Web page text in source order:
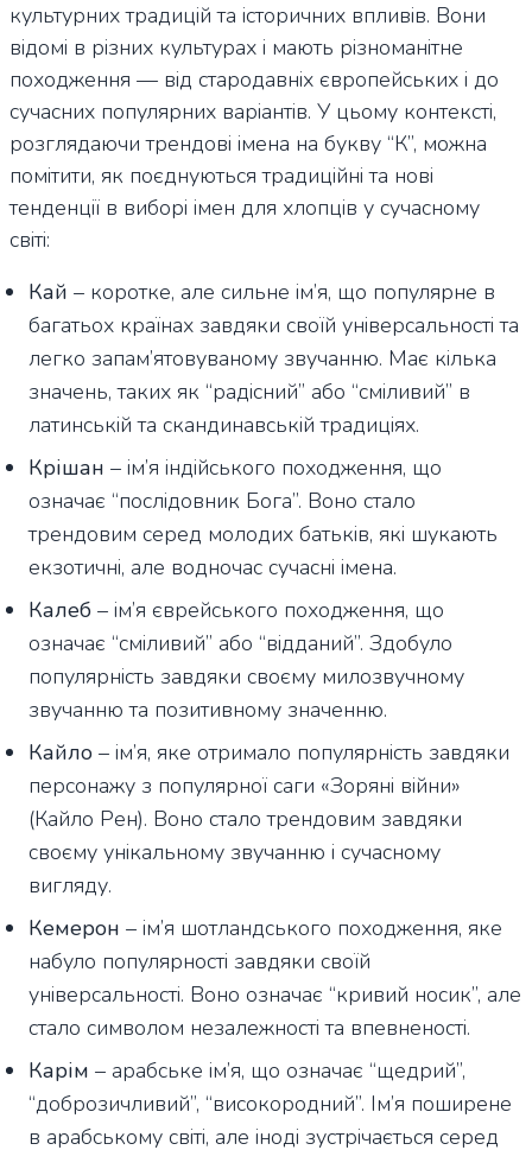
культурних традицій та історичних впливів. Вони
відомі в різних культурах і мають різноманітне
походження — від стародавніх європейських і до
сучасних популярних варіантів. У цьому контексті,
розглядаючи трендові імена на букву “К”, можна
помітити, як поєднуються традиційні та нові
тенденції в виборі імен для хлопців у сучасному
світі:
Кай – коротке, але сильне ім’я, що популярне в
багатьох країнах завдяки своїй універсальності та
легко запам’ятовуваному звучанню. Має кілька
значень, таких як “радісний” або “сміливий” в
латинській та скандинавській традиціях.
Крішан – ім’я індійського походження, що
означає “послідовник Бога”. Воно стало
трендовим серед молодих батьків, які шукають
екзотичні, але водночас сучасні імена.
Калеб – ім’я єврейського походження, що
означає “сміливий” або “відданий”. Здобуло
популярність завдяки своєму милозвучному
звучанню та позитивному значенню.
Кайло – ім’я, яке отримало популярність завдяки
персонажу з популярної саги «Зоряні війни»
(Кайло Рен). Воно стало трендовим завдяки
своєму унікальному звучанню і сучасному
вигляду.
Кемерон – ім’я шотландського походження, яке
набуло популярності завдяки своїй
універсальності. Воно означає “кривий носик”, але
стало символом незалежності та впевненості.
Карім – арабське ім’я, що означає “щедрий”,
“доброзичливий”, “високородний”. Ім’я поширене
в арабському світі, але іноді зустрічається серед